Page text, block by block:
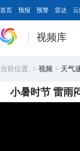
首页 预报 预警 雷达 云
视频库
当前位置: > 视频 > 天气
小暑时节 雷雨